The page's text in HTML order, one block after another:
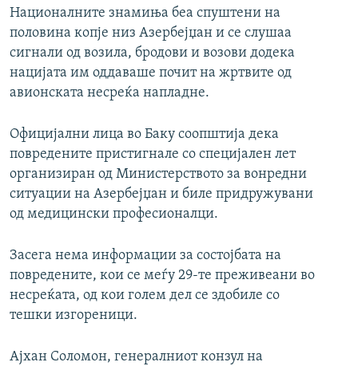
Националните знамиња беа спуштени на
половина копје низ Азербејџан и се слушаа
сигнали од возила, бродови и возови додека
нацијата им оддаваше почит на жртвите од
авионската несреќа напладне.
Официјални лица во Баку соопштија дека
повредените пристигнале со специјален лет
организиран од Министерството за вонредни
ситуации на Азербејџан и биле придружувани
од медицински професионалци.
Засега нема информации за состојбата на
повредените, кои се меѓу 29-те преживеани во
несреќата, од кои голем дел се здобиле со
тешки изгореници.
Ајхан Соломон, генералниот конзул на